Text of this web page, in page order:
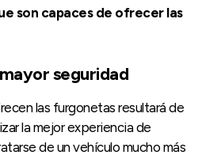
son capaces de ofrecer las
seguridad
las furgonetas resultará de
la mejor experiencia de
de un vehículo mucho más